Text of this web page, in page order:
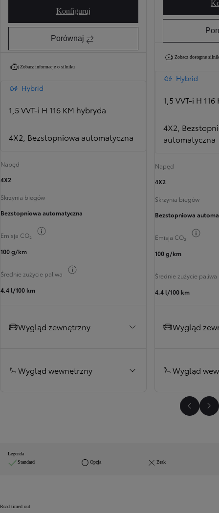
KonfigurujYaris Cross Active
Porównaj
Zobacz informacje o silniku
Hybrid
1,5 VVT-i H 116 KM hybryda
4X2, Bezstopniowa automatyczna
Napęd
4X2
Skrzynia biegów
Bezstopniowa automatyczna
Emisja CO₂
100 g/km
Średnie zużycie paliwa
4,4 l/100 km
Wygląd zewnętrzny
Wygląd wewnętrzny
Zobacz dostępne
Hybrid
1,5 VVT-i H
4X2,
automatyczna
Napęd
4X2
Skrzynia biegów
Bezstopniowa
Emisja CO₂
100 g/km
Średnie zużycie paliwa
4,4 l/100 km
Wygląd
Wygląd
Legenda
Standard
Opcja Brak
Read timed out